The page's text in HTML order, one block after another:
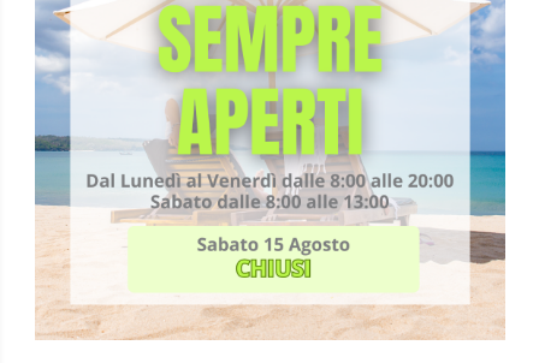
Diagnostica Pesaro
DIRETTORI SANITARI
Dr. Vittorio Gemmellaro
FISIORADI S.R.L.
P.IVA 02090480415
Aut. N°134612 del 17/10/2025
REA PS-153457
Accreditamento Eccellenza Regione Marche D.R. n. 273 del
13/10/2025